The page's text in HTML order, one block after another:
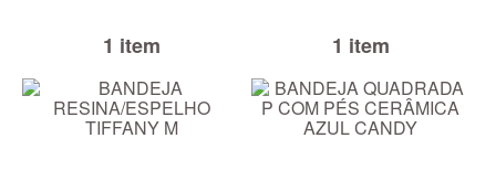
1 item 1 item